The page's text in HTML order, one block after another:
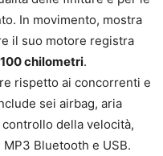
In movimento, mostra
il suo motore registra
chilometri.
rispetto ai concorrenti e
sei airbag, aria
della velocità,
Bluetooth e USB.